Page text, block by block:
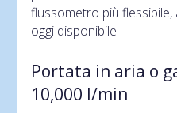
flussometro più
oggi disponibile
Portata in aria o
10,000 l/min